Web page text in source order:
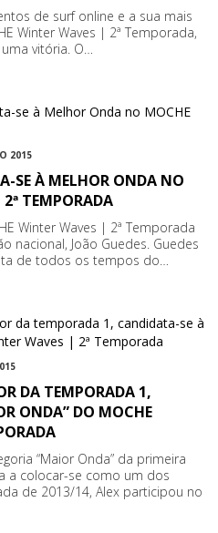
de surf online e a sua mais
Winter Waves | 2ª Temporada,
vitória. O…
2015
SE À MELHOR ONDA NO
TEMPORADA
Winter Waves | 2ª Temporada
nacional, João Guedes. Guedes
de todos os tempos do…
DA TEMPORADA 1,
ONDA” DO MOCHE
“Maior Onda” da primeira
a colocar-se como um dos
de 2013/14, Alex participou no